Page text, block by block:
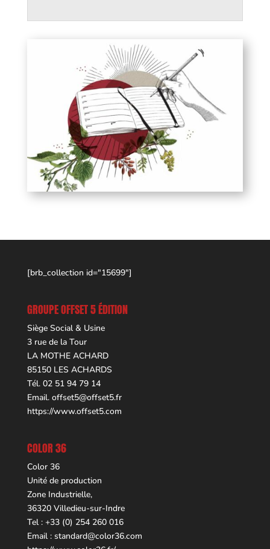
[brb_collection id="15699"]
GROUPE OFFSET 5 ÉDITION
Siège Social & Usine
3 rue de la Tour
LA MOTHE ACHARD
85150 LES ACHARDS
Tél. 02 51 94 79 14
Email. offset5@offset5.fr
https://www.offset5.com
COLOR 36
Color 36
Unité de production
Zone Industrielle,
36320 Villedieu-sur-Indre
Tel : +33 (0) 254 260 016
Email : standard@color36.com